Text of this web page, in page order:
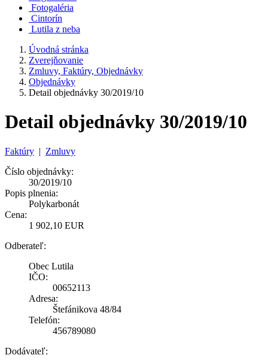
Fotogaléria
Cintorín
Lutila z neba
Úvodná stránka
Zverejňovanie
Zmluvy, Faktúry, Objednávky
Objednávky
Detail objednávky 30/2019/10
Detail objednávky 30/2019/10
Faktúry | Zmluvy
Číslo objednávky:
30/2019/10
Popis plnenia:
Polykarbonát
Cena:
1 902,10 EUR
Odberateľ:
Obec Lutila
IČO:
00652113
Adresa:
Štefánikova 48/84
Telefón:
456789080
Dodávateľ: